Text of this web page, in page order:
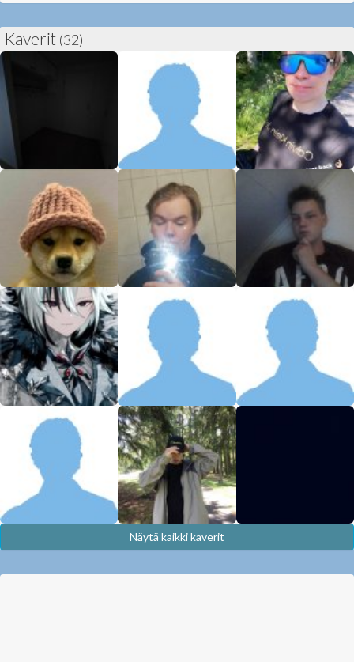
Kaverit (32)
Näytä kaikki kaverit